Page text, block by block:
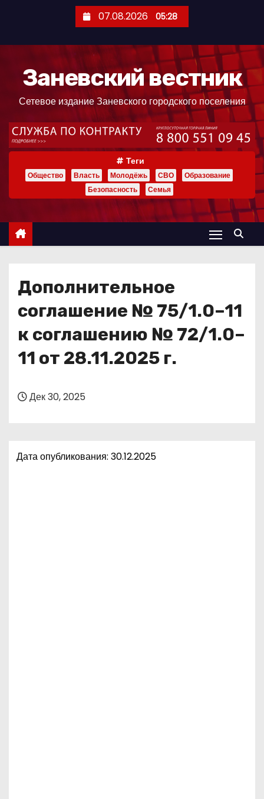
ж
07.08.2026 05:28
Заневский вестник
Сетевое издание Заневского городского поселения
Теги
Общество Власть Молодёжь СВО
Образование
Безопасность
Семья
Дополнительное
соглашение № 75/1.0–11
к соглашению № 72/1.0–
11 от 28.11.2025 г.
Дек 30, 2025
Дата опубликования: 30.12.2025